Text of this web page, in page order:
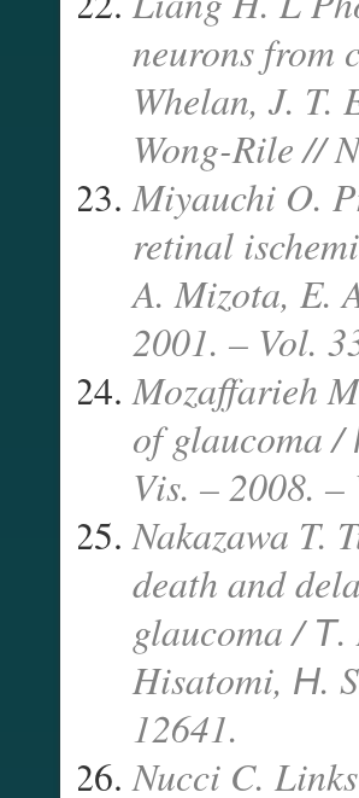
neurons from
Whelan, J. T.
Wong-Rile //
Miyauchi O.
retinal
A. Mizota, E.
2001. – Vol.
Mozaffarieh
of glaucoma
Vis. – 2008.
Nakazawa T.
death and
glaucoma /
Hisatomi, Н.
12641.
Nucci C.